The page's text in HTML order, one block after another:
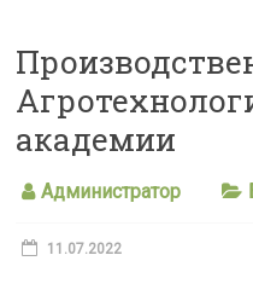
академии
Администратор
11.07.2022